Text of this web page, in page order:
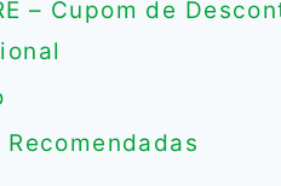
– Cupom de